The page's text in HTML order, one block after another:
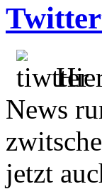
News
jetzt